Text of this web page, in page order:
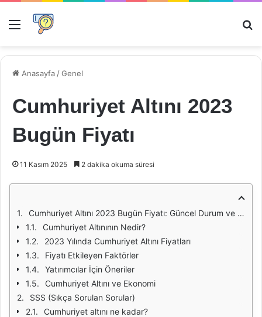
Menü
Anasayfa /Genel
Cumhuriyet Altını 2023
Bugün Fiyatı
11 Kasım 2025 2 dakika okuma süresi
Cumhuriyet Altını 2023 Bugün Fiyatı: Güncel Durum ve Analiz
Cumhuriyet Altınının Nedir?
2023 Yılında Cumhuriyet Altını Fiyatları
Fiyatı Etkileyen Faktörler
Yatırımcılar İçin Öneriler
Cumhuriyet Altını ve Ekonomi
SSS (Sıkça Sorulan Sorular)
Cumhuriyet altını ne kadar?